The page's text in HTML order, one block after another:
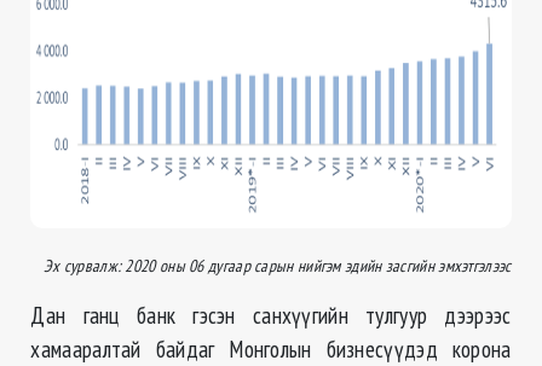
Эх сурвалж: 2020 оны 06 дугаар сарын нийгэм эдийн засгийн эмхэтгэлээс
Дан ганц банк гэсэн санхүүгийн тулгуур дээрээс
хамааралтай байдаг Монголын бизнесүүдэд корона